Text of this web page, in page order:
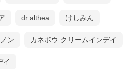
dr althea けしみん
ン カネボウ クリームインデイ
イ